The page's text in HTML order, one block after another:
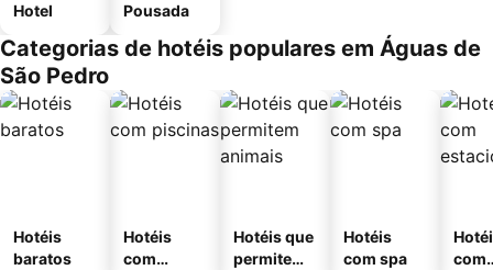
Hotel Pousada
Categorias de hotéis populares em Águas de
São Pedro
Hotéis
baratos
Hotéis
com
Hotéis que
permitem
Hotéis
com spa
com